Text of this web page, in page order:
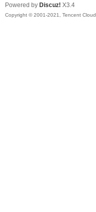
Powered by Discuz! X3.4
Copyright © 2001-2021, Tencent Cloud.